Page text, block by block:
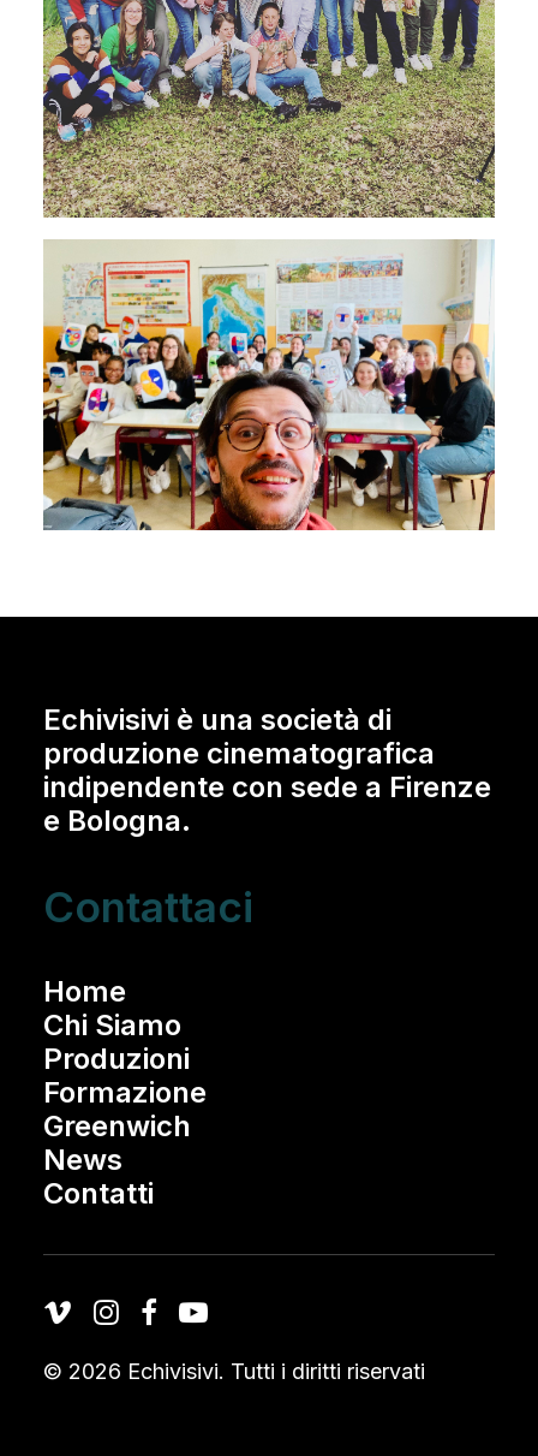
Home
Chi Siamo
Produzioni
Formazione
Greenwich
News
Contatti
Echivisivi è una società di
produzione cinematografica
indipendente con sede a Firenze
e Bologna.
Contattaci
© 2026 Echivisivi. Tutti i diritti riservati